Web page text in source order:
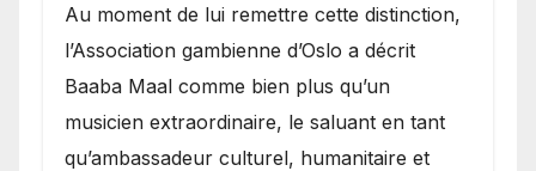
​Au moment de lui remettre cette distinction,
l’Association gambienne d’Oslo a décrit
Baaba Maal comme bien plus qu’un
musicien extraordinaire, le saluant en tant
qu’ambassadeur culturel, humanitaire et